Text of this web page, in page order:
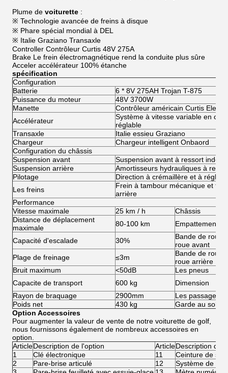
Plume de voiturette :
※ Technologie avancée de freins à disque
※ Phare spécial mondial à DEL
※ Italie Graziano Transaxle
Controller Contrôleur Curtis 48V 275A
Brake Le frein électromagnétique rend la conduite plus sûre
Acceler accélérateur 100% étanche
spécification
Configuration
Batterie
6 * 8V 275AH Trojan T-875
Puissance du moteur
48V 3700W
Manette
Contrôleur américain Curtis
Accélérateur
Système à vitesse variable en
réglable
Transaxle
Italie essieu Graziano
Chargeur
Chargeur intelligent Onbaord
Configuration du châssis
Suspension avant
Suspension avant à ressort
Suspension arrière
Amortisseurs hydrauliques à
Pilotage
Direction à crémaillère et à
Les freins
Frein à tambour mécanique et
arrière
Performance
Vitesse maximale
25 km / h
Châssis
Distance de déplacement
maximale
80-100 km Empattement
Capacité d'escalade 30%
Bande de
roue avant
Plage de freinage
≤3m
Bande de
roue arrière
Bruit maximum
<50dB
Les pneus
Capacite de transport
600 kg
Dimension
Rayon de braquage
2900mm
Les passagers
Poids net
430 kg
Garde au sol
Option Accessoires
Pour augmenter la valeur de vente de notre voiturette de golf,
nous fournissons également de nombreux accessoires en
option.
ArticleDescription de l'option ArticleDescription de
1
Clé électronique 11
Ceinture de
2
Pare-brise articulé 12
Système de